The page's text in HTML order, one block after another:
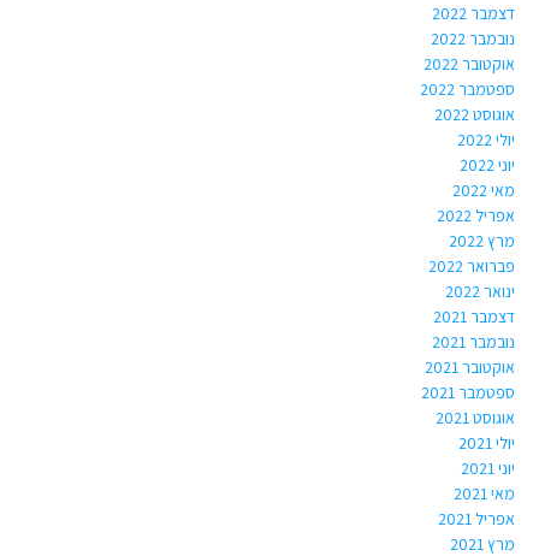
דצמבר 2022
נובמבר 2022
אוקטובר 2022
ספטמבר 2022
אוגוסט 2022
יולי 2022
יוני 2022
מאי 2022
אפריל 2022
מרץ 2022
פברואר 2022
ינואר 2022
דצמבר 2021
נובמבר 2021
אוקטובר 2021
ספטמבר 2021
אוגוסט 2021
יולי 2021
יוני 2021
מאי 2021
אפריל 2021
מרץ 2021